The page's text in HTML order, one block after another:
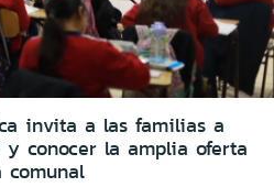
invita a las familias a
y conocer la amplia oferta
comunal